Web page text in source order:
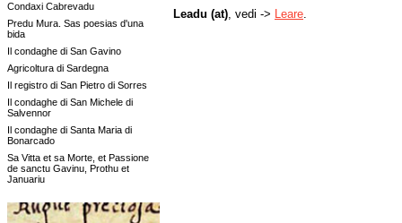
Condaxi Cabrevadu
Predu Mura. Sas poesias d'una
bida
Il condaghe di San Gavino
Agricoltura di Sardegna
Il registro di San Pietro di Sorres
Il condaghe di San Michele di
Salvennor
Il condaghe di Santa Maria di
Bonarcado
Sa Vitta et sa Morte, et Passione
de sanctu Gavinu, Prothu et
Januariu
Leadu (at) , vedi -> Leare